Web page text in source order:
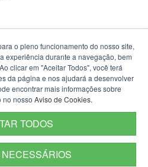
o pleno funcionamento do nosso site,
experiência durante a navegação, bem
clicar em "Aceitar Todos", você terá
da página e nos ajudará a desenvolver
encontrar mais informações sobre
no nosso Aviso de Cookies.
TODOS